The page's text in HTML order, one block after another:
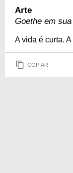
Arte
Goethe em
A vida é curta.
COPIAR